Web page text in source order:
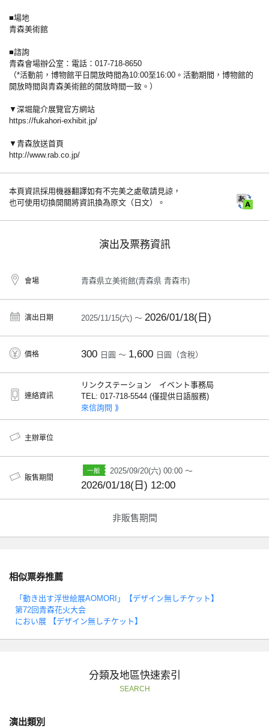
■場地
青森美術館
■諮詢
青森會場辦公室：電話：017-718-8650
（*活動前，博物館平日開放時間為10:00至16:00。活動期間，博物館的
開放時間與青森美術館的開放時間一致。）
▼深堀龍介展覽官方網站
https://fukahori-exhibit.jp/
▼青森放送首頁
http://www.rab.co.jp/
本頁資訊採用機器翻譯如有不完美之處敬請見諒，
也可使用切換開關將資訊換為原文（日文）。
演出及票務資訊
會場 青森県立美術館(青森県 青森市)
演出日期 2025/11/15(六) ～ 2026/01/18(日)
價格 300 日圓 ～ 1,600 日圓（含稅）
連絡資訊
リンクステーション イベント事務局
TEL: 017-718-5544 (僅提供日語服務)
來信詢問 ⟫
主辦單位
販售期間
2025/09/20(六) 00:00 ～
2026/01/18(日) 12:00
非販售期間
相似票券推薦
「動き出す浮世絵展AOMORI」【デザイン無しチケット】
第72回青森花火大会
におい展 【デザイン無しチケット】
分類及地區快速索引
SEARCH
演出類別